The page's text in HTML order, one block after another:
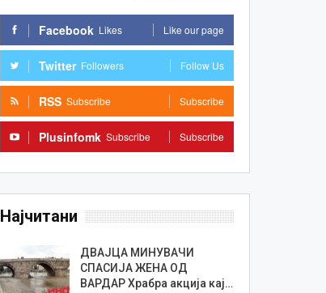
Facebook Likes Like our page
Twitter Followers Follow Us
RSS Subscribe Subscribe
Plusinfomk Subscribe Subscribe
Најчитани
ДВАЈЦА МИНУВАЧИ
СПАСИЈА ЖЕНА ОД
ВАРДАР Храбра акција кај…